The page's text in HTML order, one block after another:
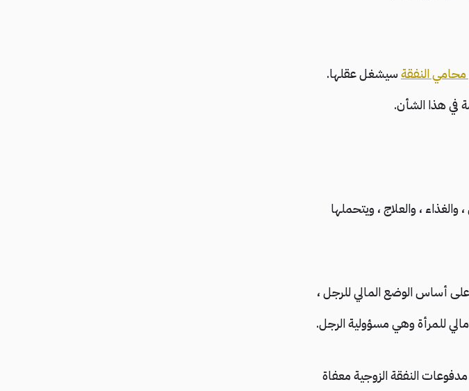
النفقةسيشغل عقلها.
في هذا الشأن.
، والعلاج ، ويتحملها
أساس الوضع المالي للرجل ،
للمرأة وهي مسؤولية الرجل.
مدفوعات النفقة الزوجية معفاة